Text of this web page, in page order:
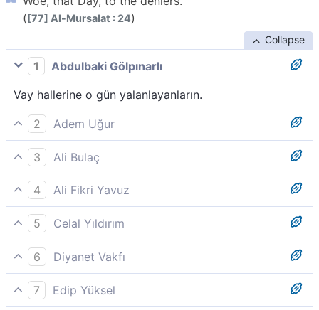
([77] Al-Mursalat : 24)
Collapse
1
Abdulbaki Gölpınarlı
Vay hallerine o gün yalanlayanların.
2
Adem Uğur
O gün (hakikatleri) yalan sayanların vay haline!
3
Ali Bulaç
O gün, yalanlayanların vay haline.
4
Ali Fikri Yavuz
(Öyle ise öldükten sonra dirilmeyi) yalan sayanların o
gün vay haline!...
5
Celal Yıldırım
(Hakk´ı) yalanlıyanların o gün vay hâline !.
6
Diyanet Vakfı
O gün (hakikatleri) yalan sayanların vayhaline!
7
Edip Yüksel